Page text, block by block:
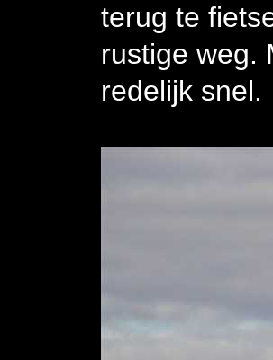
terug te
rustige weg.
redelijk snel.